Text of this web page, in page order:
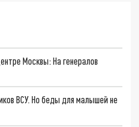
Москвы: На генералов
ВСУ. Но беды для малышей не